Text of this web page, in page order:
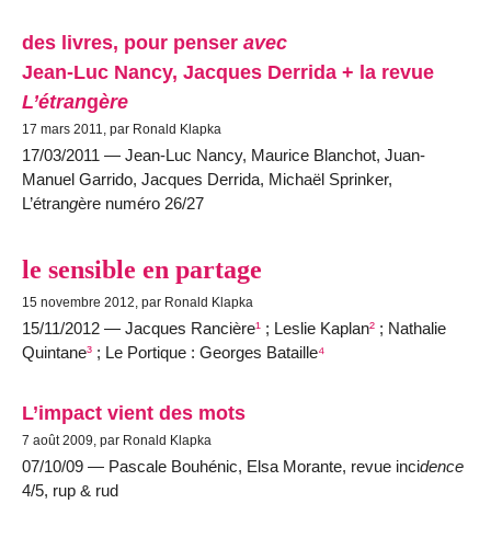
des livres, pour penser avec
Jean-Luc Nancy, Jacques Derrida + la revue
L’étrangère
17 mars 2011, par Ronald Klapka
17/03/2011 — Jean-Luc Nancy, Maurice Blanchot, Juan-
Manuel Garrido, Jacques Derrida, Michaël Sprinker,
L’étrangère numéro 26/27
le sensible en partage
15 novembre 2012, par Ronald Klapka
15/11/2012 — Jacques Rancière¹ ; Leslie Kaplan² ; Nathalie
Quintane³ ; Le Portique : Georges Bataille⁴
L’impact vient des mots
7 août 2009, par Ronald Klapka
07/10/09 — Pascale Bouhénic, Elsa Morante, revue incidence
4/5, rup & rud